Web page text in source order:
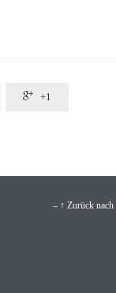
 +1
– ↑ Zurück nach